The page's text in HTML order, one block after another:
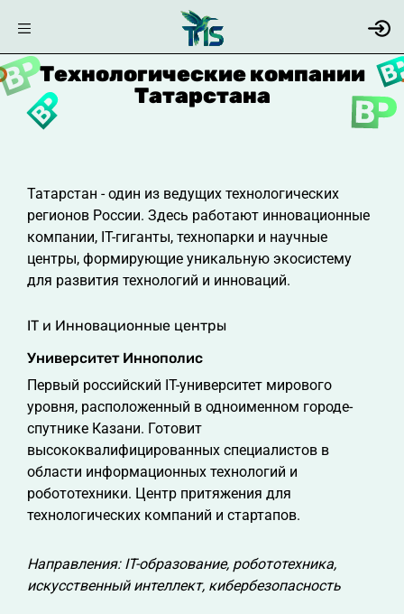
Технологические компании
Татарстана
Татарстан - один из ведущих технологических
регионов России. Здесь работают инновационные
компании, IT-гиганты, технопарки и научные
центры, формирующие уникальную экосистему
для развития технологий и инноваций.
IT и Инновационные центры
Университет Иннополис
Первый российский IT-университет мирового
уровня, расположенный в одноименном городе-
спутнике Казани. Готовит
высококвалифицированных специалистов в
области информационных технологий и
робототехники. Центр притяжения для
технологических компаний и стартапов.
Направления: IT-образование, робототехника,
искусственный интеллект, кибербезопасность